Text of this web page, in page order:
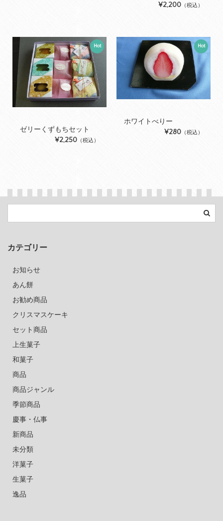
¥2,200 （税込）
Hot
ゼリーくずもちセット
¥2,250 （税込）
Hot
ホワイトべりー
¥280 （税込）
カテゴリー
お知らせ
あん餅
お勧め商品
クリスマスケーキ
セット商品
上生菓子
和菓子
商品
商品ジャンル
季節商品
慶事・仏事
新商品
未分類
洋菓子
生菓子
逸品